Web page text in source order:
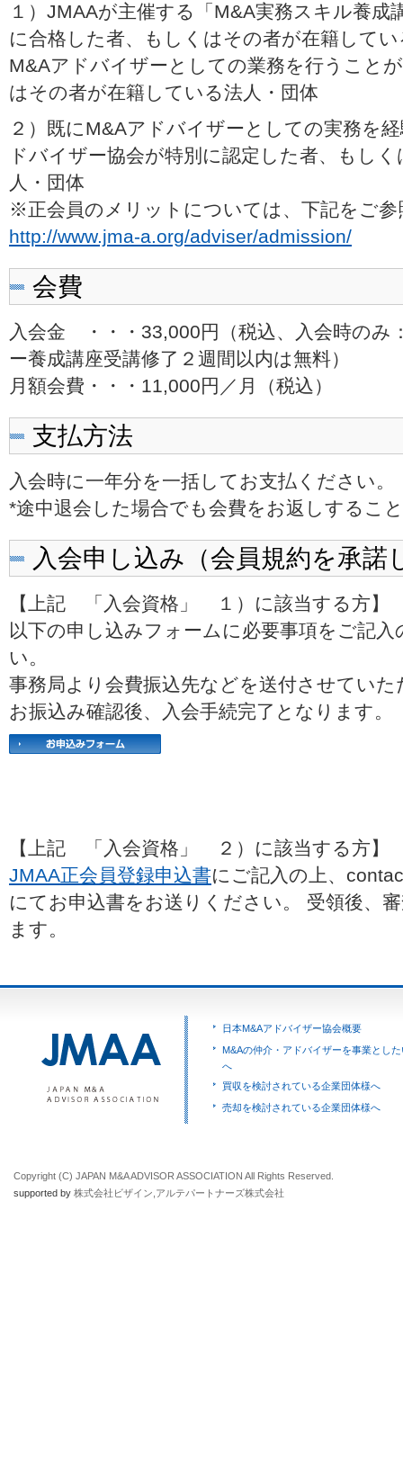
１）JMAAが主催する「M&A実務スキル養成
に合格した者、もしくはその者が在籍して
M&Aアドバイザーとしての業務を行うこと
はその者が在籍している法人・団体
２）既にM&Aアドバイザーとしての実務を
ドバイザー協会が特別に認定した者、もし
人・団体
※正会員のメリットについては、下記をご参
http://www.jma-a.org/adviser/admission/
会費
入会金 ・・・33,000円（税込、入会時のみ
ー養成講座受講修了２週間以内は無料）
月額会費・・・11,000円／月（税込）
支払方法
入会時に一年分を一括してお支払ください。
*途中退会した場合でも会費をお返しするこ
入会申し込み（会員規約を承諾
【上記 「入会資格」 １）に該当する方】
以下の申し込みフォームに必要事項をご記
い。
事務局より会費振込先などを送付させていた
お振込み確認後、入会手続完了となります。
【上記 「入会資格」 ２）に該当する方】
JMAA正会員登録申込書にご記入の上、
にてお申込書をお送りください。 受領後、
ます。
日本M&Aアドバイザー協会概要
M&Aの仲介・アドバイザーを事業とし
へ
買収を検討されている企業団体様へ
売却を検討されている企業団体様へ
Copyright (C) JAPAN M&A ADVISOR ASSOCIATION All Rights Reserved.
supported by 株式会社ビザイン アルテパートナーズ株式会社